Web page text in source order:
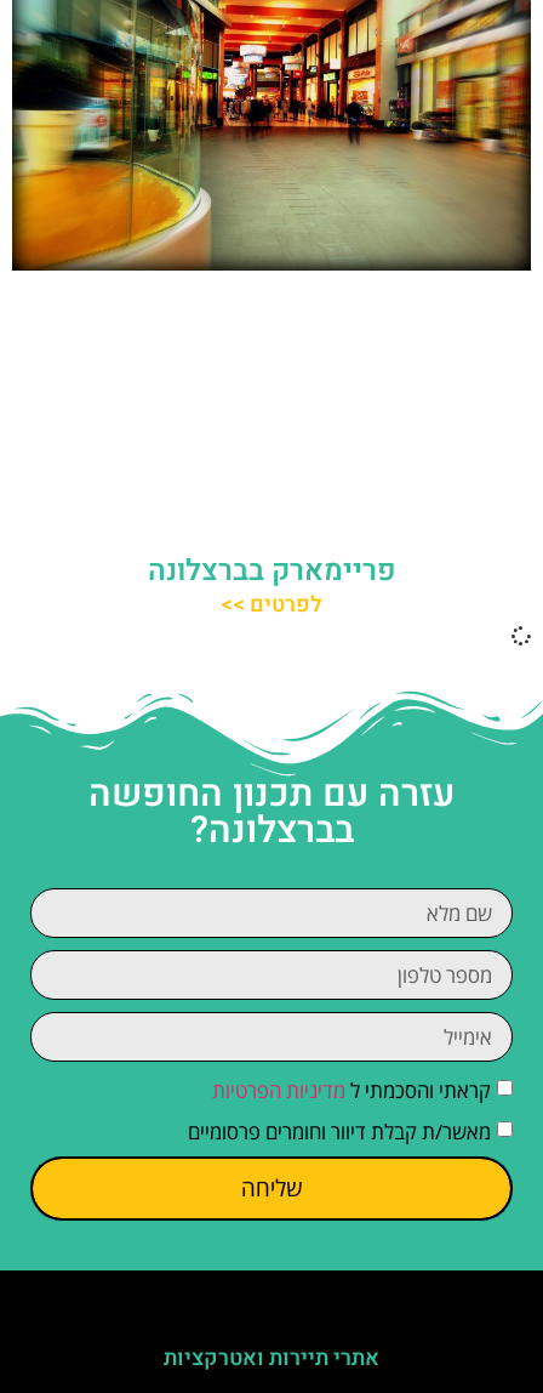
פריימארק בברצלונה
לפרטים >>
עזרה עם תכנון החופשה
בברצלונה?
קראתי והסכמתי ל מדיניות הפרטיות
מאשר/ת קבלת דיוור וחומרים פרסומיים
שליחה
אתרי תיירות ואטרקציות